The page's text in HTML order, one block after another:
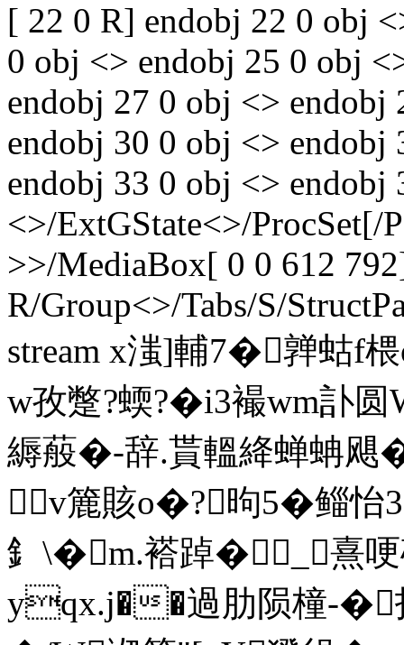
[ 22 0 R] endobj 22 0 obj
0 obj <> endobj 25 0 obj
endobj 27 0 obj <>
endobj 30 0 obj <>
endobj 33 0 obj <> endobj
<>/ExtGState<>/ProcSet[/
>>/MediaBox[ 0 0 612
R/Group<>/Tabs/S/
stream x滍]輔7�
w孜蹩?蝡?�i3襊wm訃
縟蒰�-辞.貰轀絳蝉蚺
v簏賅o�?昫5� 鲻怡
釒\�m.褡踔�_
yqx.j��過肋陨橦-